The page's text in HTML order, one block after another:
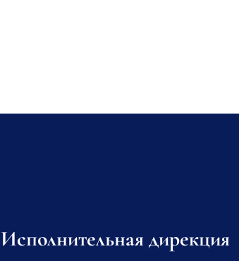
Исполнительная дирекция